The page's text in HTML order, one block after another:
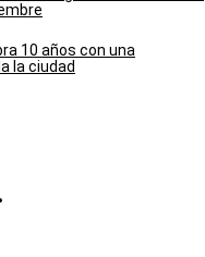
10 años con una
la ciudad